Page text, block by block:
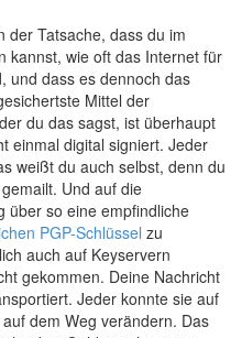
der Tatsache, dass du im
kannst, wie oft das Internet für
und dass es dennoch das
Mittel der
du das sagst, ist überhaupt
einmal digital signiert. Jeder
weißt du auch selbst, denn du
Und auf die
über so eine empfindliche
PGP-Schlüssel zu
auch auf Keyservern
gekommen. Deine Nachricht
Jeder konnte sie auf
dem Weg verändern. Das